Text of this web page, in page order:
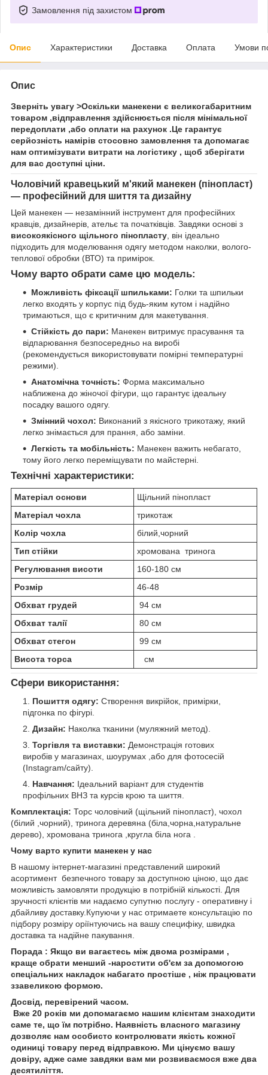
Замовлення під захистом
Опис Характеристики Доставка Оплата Умови
Опис
Зверніть увагу >Оскільки манекени є великогабаритним
товаром ,відправлення здійснюється після мінімальної
передоплати ,або оплати на рахунок .Це гарантує
серйозність намірів стосовно замовлення та допомагає
нам оптимізувати витрати на логістику , щоб зберігати
для вас доступні ціни.
Чоловічий кравецький м'який манекен (пінопласт)
— професійний для шиття та дизайну
Цей манекен — незамінний інструмент для професійних
кравців, дизайнерів, ательє та початківців. Завдяки основі з
високоякісного щільного пінопласту , він ідеально
підходить для моделювання одягу методом наколки, волого-
теплової обробки (ВТО) та примірок.
Чому варто обрати саме цю модель:
Можливість фіксації шпильками: Голки та шпильки
легко входять у корпус під будь-яким кутом і надійно
тримаються, що є критичним для макетування.
Стійкість до пари: Манекен витримує прасування та
відпарювання безпосередньо на виробі
(рекомендується використовувати помірні температурні
режими).
Анатомічна точність: Форма максимально
наближена до жіночої фігури, що гарантує ідеальну
посадку вашого одягу.
Змінний чохол: Виконаний з якісного трикотажу, який
легко знімається для прання, або заміни.
Легкість та мобільність: Манекен важить небагато,
тому його легко переміщувати по майстерні.
Технічні характеристики:
Матеріал основи
Щільний пінопласт
Матеріал чохла
трикотаж
Колір чохла
білий,чорний
Тип стійки
хромована тринога
Регулювання висоти
160-180 см
Розмір
46-48
Обхват грудей
94 см
Обхват талії
80 см
Обхват стегон
99 см
Висота торса
см
Сфери використання:
Пошиття одягу: Створення викрійок, примірки,
підгонка по фігурі.
Дизайн: Наколка тканини (муляжний метод).
Торгівля та виставки: Демонстрація готових
виробів у магазинах, шоурумах ,або для фотосесій
(Instagram/сайту).
Навчання: Ідеальний варіант для студентів
профільних ВНЗ та курсів крою та шиття.
Комплектація: Торс чоловічий (щільний пінопласт), чохол
(білий ,чорний), тринога деревяна (біла,чорна,натуральне
дерево), хромована тринога ,кругла біла нога .
Чому варто купити манекен у нас
В нашому інтернет-магазині представлений широкий
асортимент безпечного товару за доступною ціною, що дає
можливість замовляти продукцію в потрібній кількості. Для
зручності клієнтів ми надаємо супутню послугу - оперативну і
дбайливу доставку.Купуючи у нас отримаете консультацію по
підбору розміру оріїнтуючись на вашу специфіку, швидка
доставка та надійне пакування.
Порада : Якщо ви вагаєтесь між двома розмірами ,
краще обрати менший -наростити об'єм за допомогою
спеціальних накладок набагато простіше , ніж працювати
ззавеликою формою.
Досвід, перевірений часом.
Вже 20 років ми допомагаємо нашим клієнтам знаходити
саме те, що їм потрібно. Наявність власного магазину
дозволяє нам особисто контролювати якість кожної
одиниці товару перед відправкою. Ми цінуємо вашу
довіру, адже саме завдяки вам ми розвиваємося вже два
десятиліття.